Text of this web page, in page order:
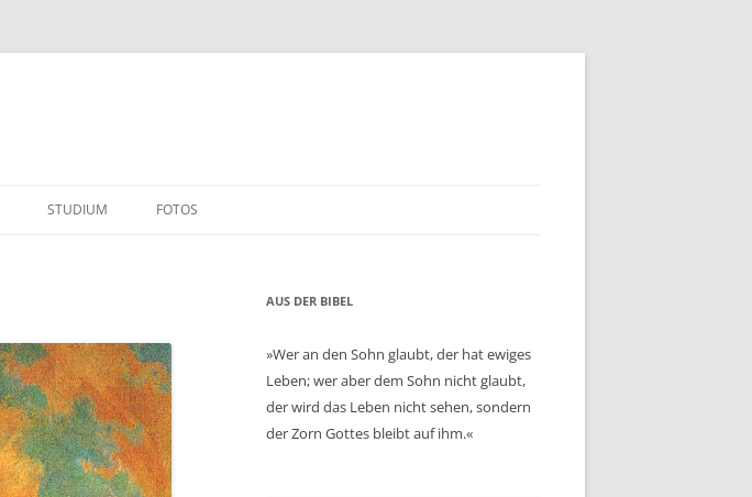
STUDIUM FOTOS
AUS DER BIBEL
»Wer an den Sohn glaubt, der hat ewiges
Leben; wer aber dem Sohn nicht glaubt,
der wird das Leben nicht sehen, sondern
der Zorn Gottes bleibt auf ihm.«